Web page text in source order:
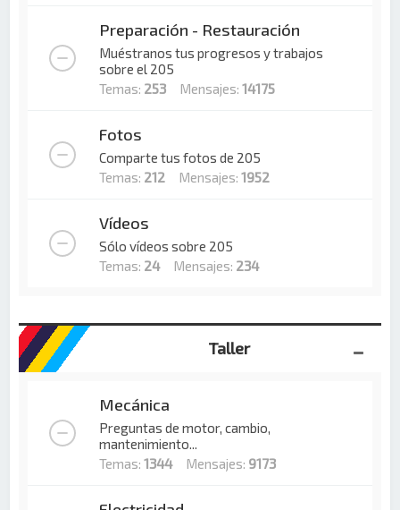
Preparación - Restauración
Muéstranos tus progresos y trabajos
sobre el 205
Temas: 253 Mensajes:14175
Fotos
Comparte tus fotos de 205
Temas: 212 Mensajes:1952
Vídeos
Sólo vídeos sobre 205
Temas: 24Mensajes: 234
Taller
Mecánica
Preguntas de motor, cambio,
mantenimiento...
Temas:1344Mensajes: 9173